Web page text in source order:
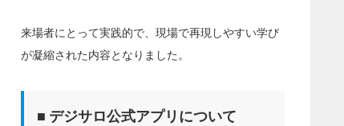
来場者にとって実践的で、現場で再現しやすい学び
が凝縮された内容となりました。
■ デジサロ公式アプリについて